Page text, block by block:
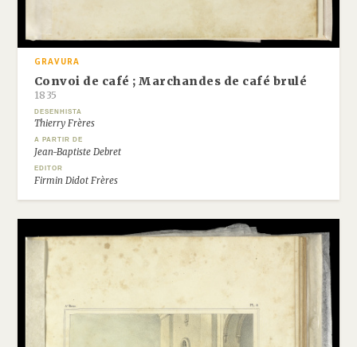
GRAVURA
Convoi de café ; Marchandes de café brulé
1835
DESENHISTA
Thierry Frères
A PARTIR DE
Jean-Baptiste Debret
EDITOR
Firmin Didot Frères